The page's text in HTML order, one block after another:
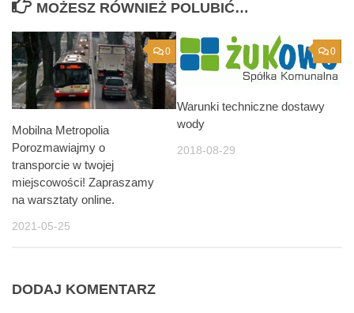
MOŻESZ RÓWNIEŻ POLUBIĆ…
0
Mobilna Metropolia
Porozmawiajmy o
transporcie w twojej
miejscowości! Zapraszamy
na warsztaty online.
2021-05-25
0
Warunki techniczne dostawy
wody
2018-08-29
DODAJ KOMENTARZ